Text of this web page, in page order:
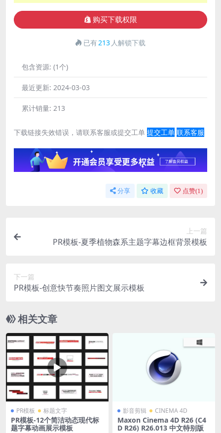
购买下载权限
已有213 人解锁下载
包含资源: (1个)
最近更新: 2024-03-03
累计销量: 213
下载链接失效错误，请联系客服或提交工单 提交工单 联系客服
分享 收藏 点赞(1)
上一篇
PR模板-夏季植物森系主题字幕边框背景模板
下一篇
PR模板-创意快节奏照片图文展示模板
相关文章
PR模板 标题文字
PR模板-12个简洁动态现代标
题字幕动画展示模板
影音剪辑 CINEMA 4D
Maxon Cinema 4D R26 (C4
D R26) R26.013 中文特别版